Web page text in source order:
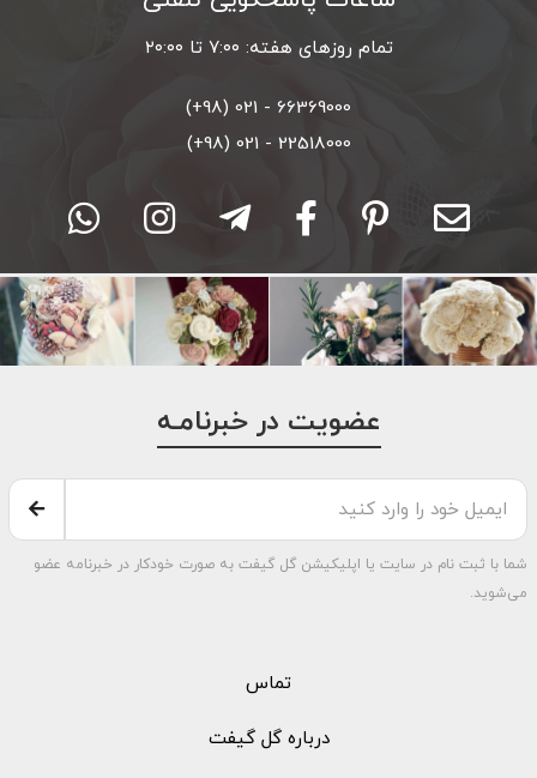
تمام روزهای هفته: ۷:۰۰ تا ۲۰:۰۰
66369000 - 021 (98+)
22518000 - 021 (98+)
عضویت در خبرنامـه
شما با ثبت نام در سایت یا اپلیکیشن گل گیفت به صورت خودکار در خبرنامه عضو
می‌شوید.
تماس
درباره گل گیفت